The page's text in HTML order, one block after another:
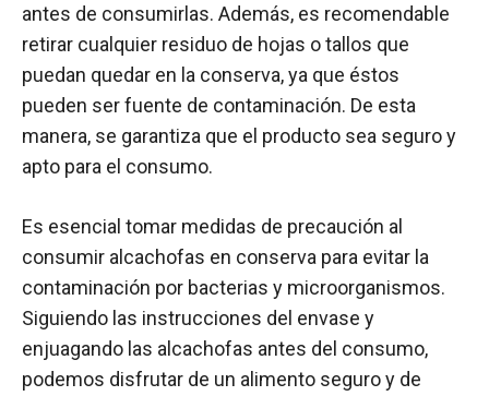
antes de consumirlas. Además, es recomendable
retirar cualquier residuo de hojas o tallos que
puedan quedar en la conserva, ya que éstos
pueden ser fuente de contaminación. De esta
manera, se garantiza que el producto sea seguro y
apto para el consumo.
Es esencial tomar medidas de precaución al
consumir alcachofas en conserva para evitar la
contaminación por bacterias y microorganismos.
Siguiendo las instrucciones del envase y
enjuagando las alcachofas antes del consumo,
podemos disfrutar de un alimento seguro y de